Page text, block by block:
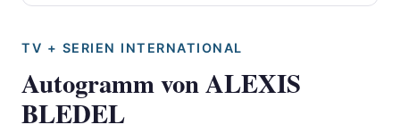
TV + SERIEN INTERNATIONAL
Autogramm von ALEXIS
BLEDEL